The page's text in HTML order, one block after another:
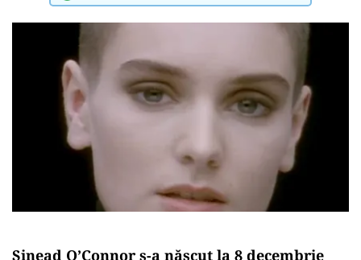
Sinead O’Connor s-a născut la 8 decembrie